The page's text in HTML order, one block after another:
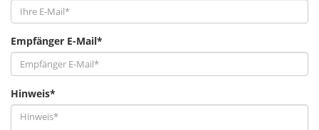
Empfänger E-Mail*
Hinweis*